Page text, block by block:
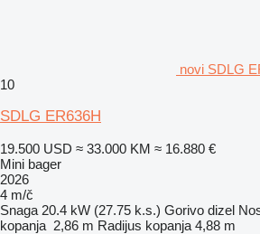
novi SDLG
10
SDLG ER636H
19.500 USD ≈ 33.000 KM ≈ 16.880 €
Mini bager
2026
4 m/č
Snaga 20.4 kW (27.75 k.s.) Gorivo dizel
kopanja 2,86 m Radijus kopanja 4,88 m